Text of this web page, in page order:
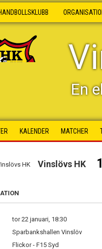
En
KALENDER MATCHER
Vinslövs HK
tor 22 januari, 18:30
Sparbankshallen Vinslöv
Flickor - F15 Syd